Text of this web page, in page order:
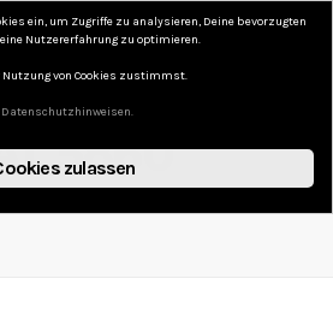
KURZE LEBEN
ein, um Zugriffe zu analysieren, Deine bevorzugten
Nutzererfahrung zu optimieren.
von Cookies zustimmst.
Datenschutzhinweisen.
zulassen